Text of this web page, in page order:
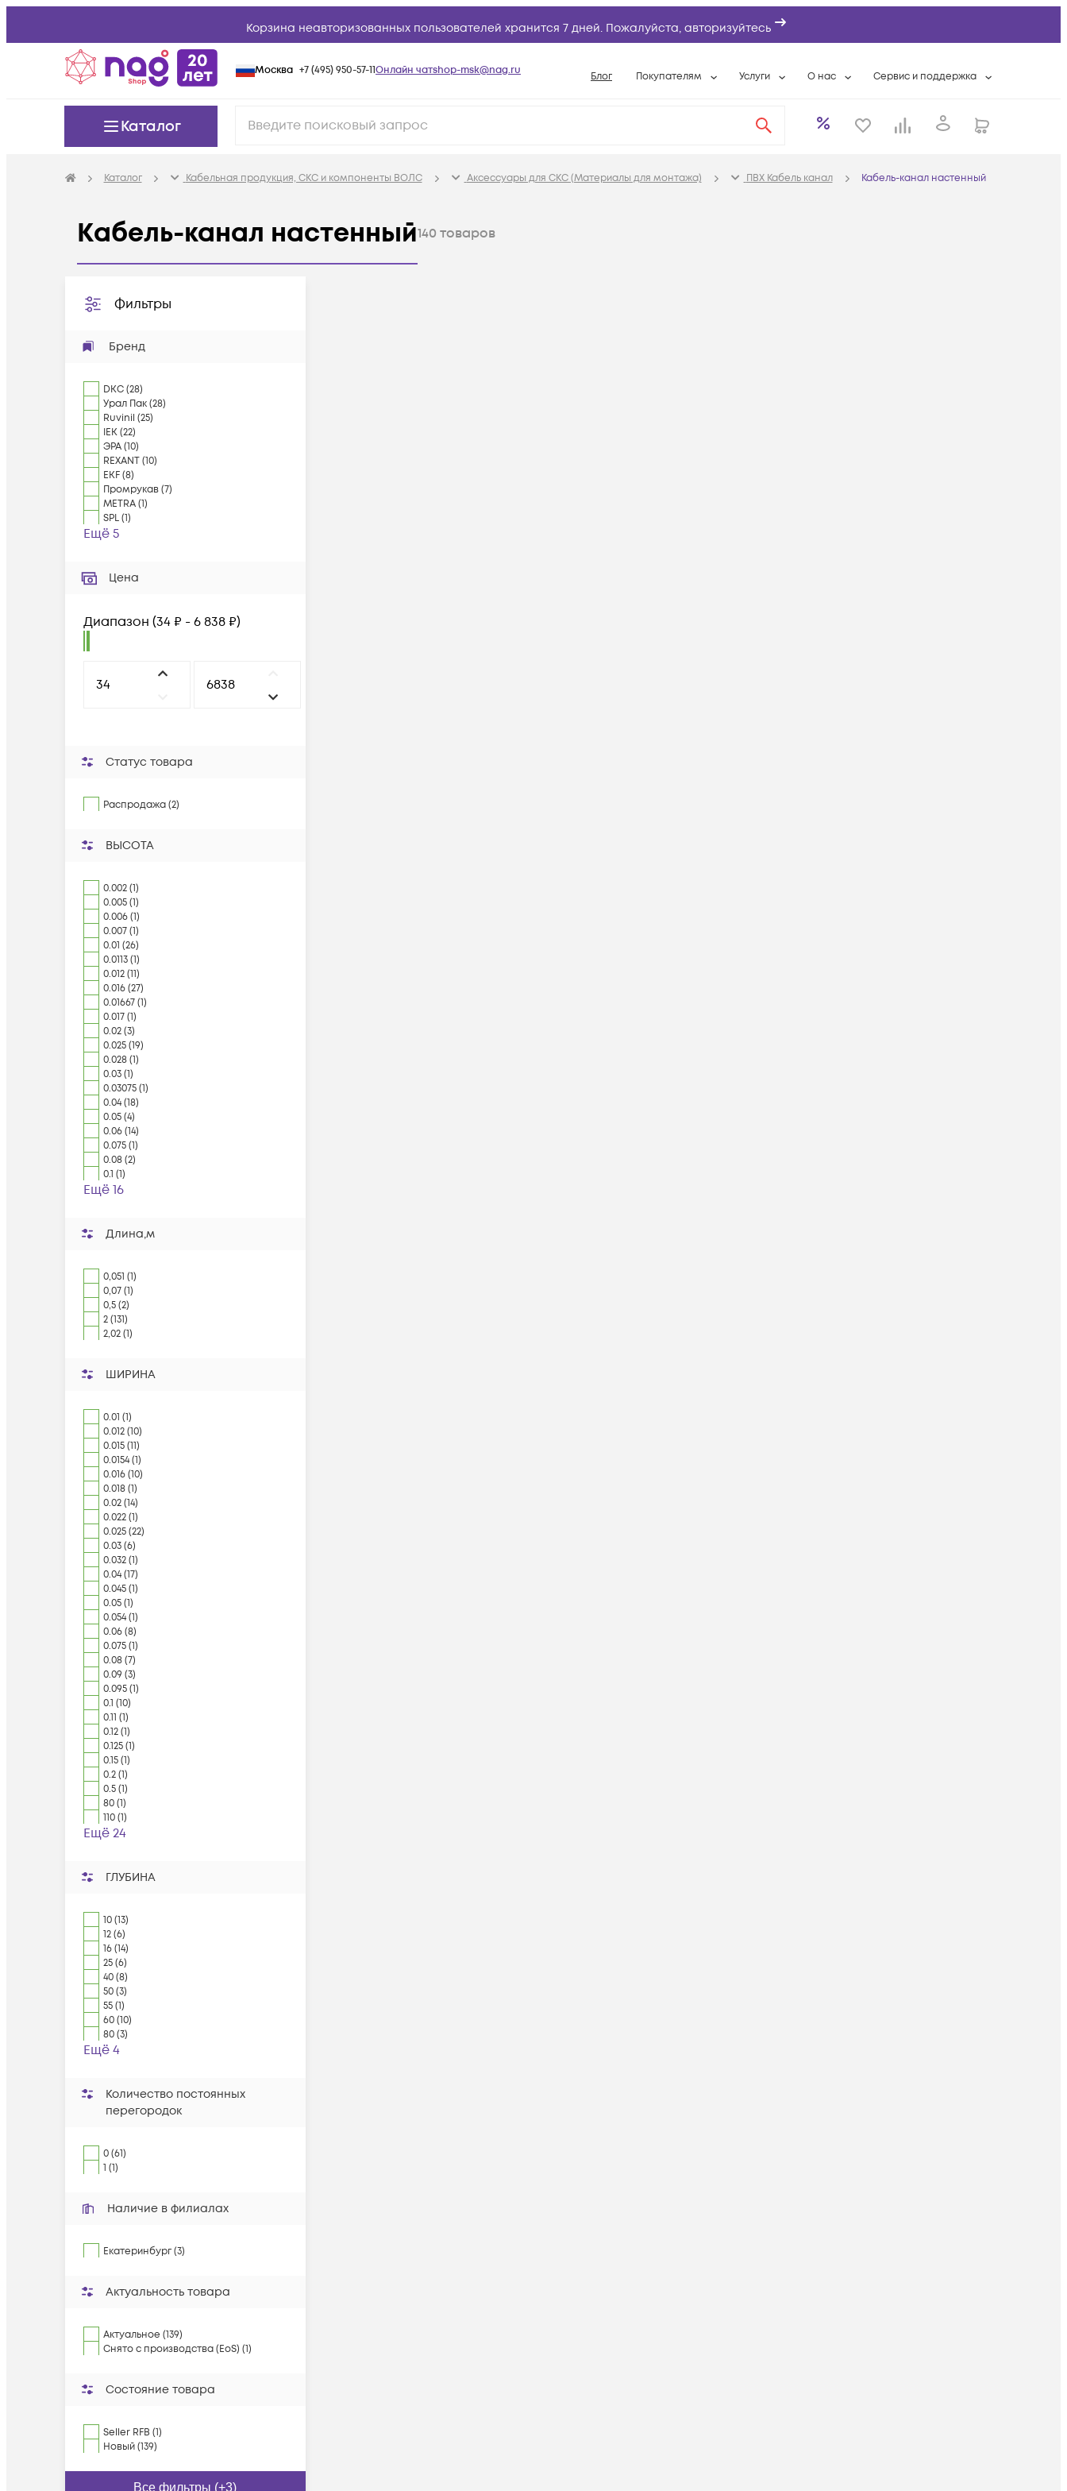
Корзина неавторизованных пользователей хранится 7 дней. Пожалуйста, авторизуйтесь
Москва +7 (495) 950-57-11Онлайн чатshop-msk@nag.ru Блог Покупателям
Условия доставки
Услуги
Системная интеграция
Бесплатная намотка оптического кабеля
О нас
Контактная информация
Аккредитация ИТ
Сервис и поддержка
Контакты сервисных центров
Каталог
Каталог Кабельная продукция, СКС и компоненты ВОЛС Аксессуары для СКС (Материалы для монтажа) ПВХ Кабель канал Кабель-канал настенный
Кабель-канал настенный140 товаров
Фильтры
Бренд
DKC(28)
Урал Пак(28)
Ruvinil (25)
IEK(22)
ЭРА(10)
REXANT(10)
EKF(8)
Промрукав(7)
METRA(1)
SPL(1)
Ещё 5
Цена
Диапазон (34 ₽ - 6 838 ₽)
Статус товара
Распродажа (2)
ВЫСОТА
0.002 (1)
0.005 (1)
0.006 (1)
0.007 (1)
0.01 (26)
0.0113 (1)
0.012 (11)
0.016 (27)
0.01667 (1)
0.017 (1)
0.02 (3)
0.025 (19)
0.028 (1)
0.03 (1)
0.03075 (1)
0.04 (18)
0.05 (4)
0.06 (14)
0.075 (1)
0.08 (2)
0.1 (1)
Ещё 16
Длина,м
0,051 (1)
0,07 (1)
0,5 (2)
2 (131)
2,02 (1)
ШИРИНА
0.01 (1)
0.012 (10)
0.015 (11)
0.0154 (1)
0.016 (10)
0.018 (1)
0.02 (14)
0.022 (1)
0.025 (22)
0.03 (6)
0.032 (1)
0.04 (17)
0.045 (1)
0.05 (1)
0.054 (1)
0.06 (8)
0.075 (1)
0.08 (7)
0.09 (3)
0.095 (1)
0.1 (10)
0.11 (1)
0.12 (1)
0.125 (1)
0.15 (1)
0.2 (1)
0.5 (1)
80 (1)
110 (1)
Ещё 24
ГЛУБИНА
10 (13)
12 (6)
16 (14)
25 (6)
40 (8)
50 (3)
55 (1)
60 (10)
80 (3)
Ещё 4
Количество постоянных
перегородок
0 (61)
1 (1)
Наличие в филиалах
Екатеринбург (3)
Актуальность товара
Актуальное (139)
Снято с производства (EoS) (1)
Состояние товара
Seller RFB (1)
Новый (139)
Все фильтры (+3)